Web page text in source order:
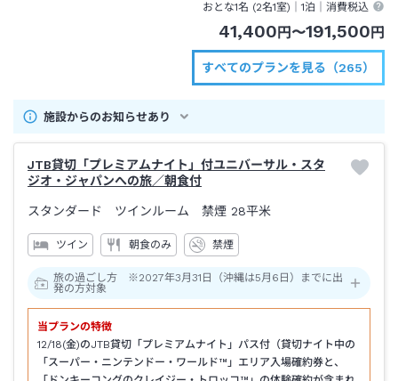
おとな1名 (2名1室)｜1泊 ｜消費税込
41,400 円 〜191,500 円
すべてのプランを見る（265）
施設からのお知らせあり
JTB貸切「プレミアムナイト」付ユニバーサル・スタ
ジオ・ジャパンへの旅／朝食付
スタンダード ツインルーム 禁煙 28平米
ツイン 朝食のみ 禁煙
旅の過ごし方 ※2027年3月31日（沖縄は5月6日）までに出
発の方対象
当プランの特徴
12/18(金)のJTB貸切「プレミアムナイト」パス付（貸切ナイト中の
「スーパー・ニンテンドー・ワールド™」エリア入場確約券と、